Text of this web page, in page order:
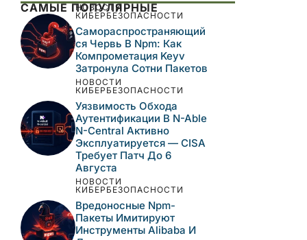
САМЫЕ ПОПУЛЯРНЫЕ
НОВОСТИ
КИБЕРБЕЗОПАСНОСТИ
Самораспространяющий
Ся Червь В Npm: Как
Компрометация Keyv
Затронула Сотни Пакетов
НОВОСТИ
КИБЕРБЕЗОПАСНОСТИ
Уязвимость Обхода
Аутентификации В N-Able
N-Central Активно
Эксплуатируется — CISA
Требует Патч До 6
Августа
НОВОСТИ
КИБЕРБЕЗОПАСНОСТИ
Вредоносные Npm-
Пакеты Имитируют
Инструменты Alibaba И